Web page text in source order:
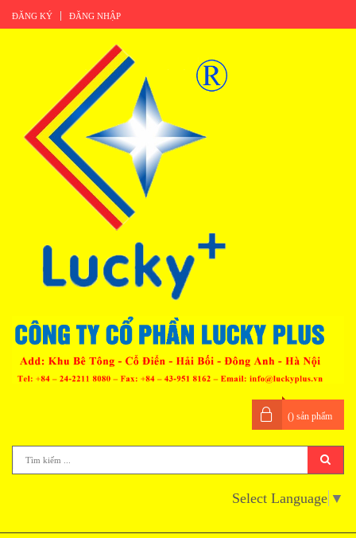
ĐĂNG KÝ ĐĂNG NHẬP
() sản phẩm
Select Language ▼